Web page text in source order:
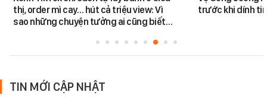
thị, order mì cay… hút cả triệu view: Vì
sao những chuyện tưởng ai cũng biết…
trước khi dính
TIN MỚI CẬP NHẬT